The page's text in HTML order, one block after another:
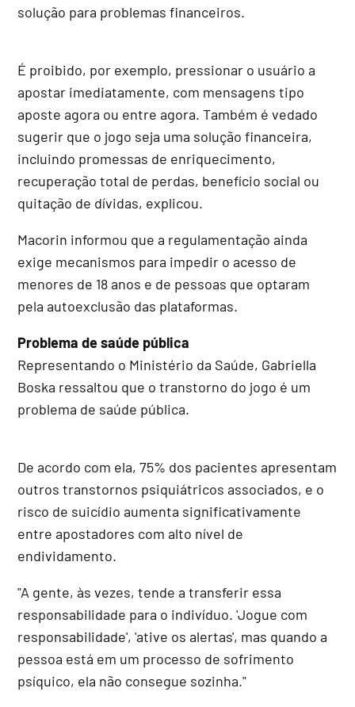
solução para problemas financeiros.
É proibido, por exemplo, pressionar o usuário a
apostar imediatamente, com mensagens tipo
aposte agora ou entre agora. Também é vedado
sugerir que o jogo seja uma solução financeira,
incluindo promessas de enriquecimento,
recuperação total de perdas, benefício social ou
quitação de dívidas, explicou.
Macorin informou que a regulamentação ainda
exige mecanismos para impedir o acesso de
menores de 18 anos e de pessoas que optaram
pela autoexclusão das plataformas.
Problema de saúde pública
Representando o Ministério da Saúde, Gabriella
Boska ressaltou que o transtorno do jogo é um
problema de saúde pública.
De acordo com ela, 75% dos pacientes apresentam
outros transtornos psiquiátricos associados, e o
risco de suicídio aumenta significativamente
entre apostadores com alto nível de
endividamento.
"A gente, às vezes, tende a transferir essa
responsabilidade para o indivíduo. 'Jogue com
responsabilidade', 'ative os alertas', mas quando a
pessoa está em um processo de sofrimento
psíquico, ela não consegue sozinha."